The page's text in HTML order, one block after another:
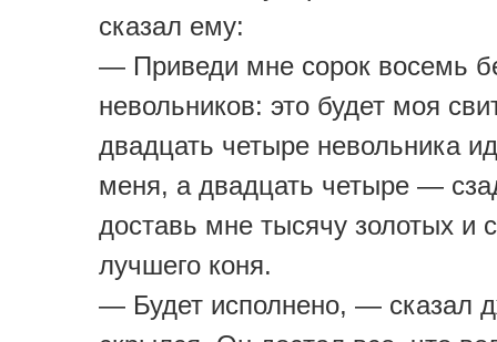
сказал ему:
— Приведи мне сорок восемь
невольников: это будет моя
двадцать четыре невольника
меня, а двадцать четыре —
доставь мне тысячу золотых и
лучшего коня.
— Будет исполнено, — сказал